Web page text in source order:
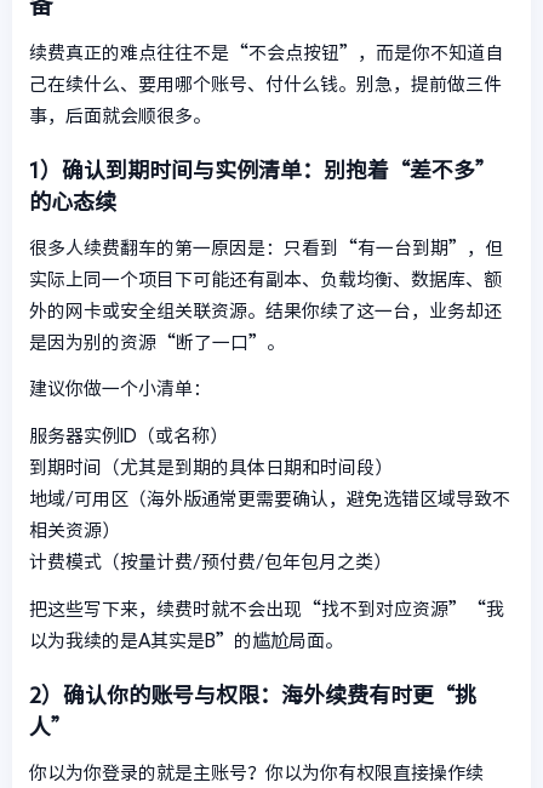
续费真正的难点往往不是“不会点按钮”，而是你不知道自
己在续什么、要用哪个账号、付什么钱。别急，提前做三件
事，后面就会顺很多。
1）确认到期时间与实例清单：别抱着“差不多”
的心态续
很多人续费翻车的第一原因是：只看到“有一台到期”，但
实际上同一个项目下可能还有副本、负载均衡、数据库、额
外的网卡或安全组关联资源。结果你续了这一台，业务却还
是因为别的资源“断了一口”。
建议你做一个小清单：
服务器实例ID（或名称）
到期时间（尤其是到期的具体日期和时间段）
地域/可用区（海外版通常更需要确认，避免选错区域导致不
相关资源）
计费模式（按量计费/预付费/包年包月之类）
把这些写下来，续费时就不会出现“找不到对应资源”“我
以为我续的是A其实是B”的尴尬局面。
2）确认你的账号与权限：海外续费有时更“挑
人”
你以为你登录的就是主账号？你以为你有权限直接操作续